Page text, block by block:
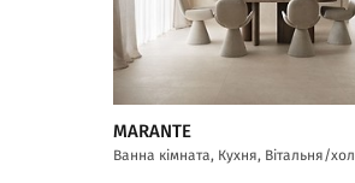
MARANTE
Ванна кімната, Кухня, Вітальня/хол